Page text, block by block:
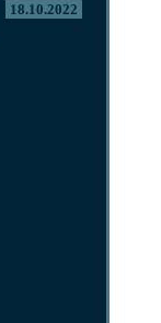
18.10.2022